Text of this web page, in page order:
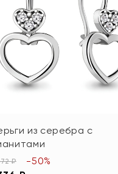
из серебра с
₽ -50%